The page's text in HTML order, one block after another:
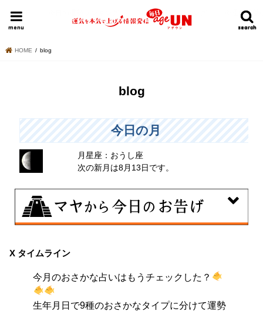
search
search
menu
HOME 明日の運勢ランキング 今週の運勢
HOME blog
blog
今日の月
月星座：おうし座
次の新月は8月13日です。
曖昧な気持ちで人と付き合うことはタブーとされる日。
です。
X タイムライン
今月のおさかな占いはもうチェックした？
生年月日で9種のおさかなタイプに分けて運勢